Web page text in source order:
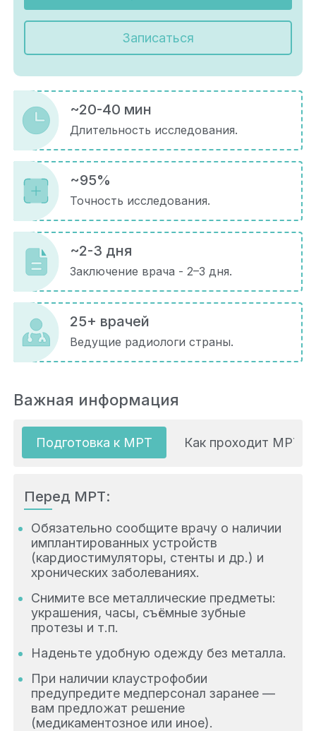
Записаться
~20-40 мин
Длительность исследования.
~95%
Точность исследования.
~2-3 дня
Заключение врача - 2–3 дня.
25+ врачей
Ведущие радиологи страны.
Важная информация
Подготовка к МРТ Как проходит МРТ
Перед МРТ:
Обязательно сообщите врачу о наличии
имплантированных устройств
(кардиостимуляторы, стенты и др.) и
хронических заболеваниях.
Снимите все металлические предметы:
украшения, часы, съёмные зубные
протезы и т.п.
Наденьте удобную одежду без металла.
При наличии клаустрофобии
предупредите медперсонал заранее —
вам предложат решение
(медикаментозное или иное).